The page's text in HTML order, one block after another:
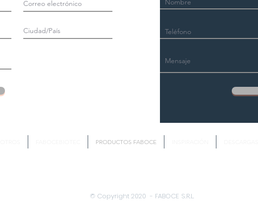
PRODUCTOS FABOCE
© Copyright 2020 - FABOCE S.R.L.